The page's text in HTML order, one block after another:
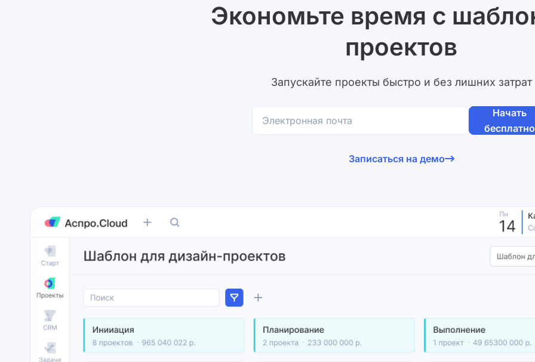
Экономьте время с
проектов
Запускайте проекты быстро и без лишних затрат
Начать
бесплатно
политику обработки персональных данных
Записаться на демо